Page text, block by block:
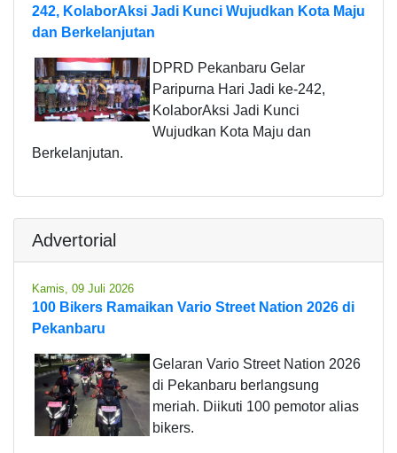
242, KolaborAksi Jadi Kunci Wujudkan Kota Maju
dan Berkelanjutan
DPRD Pekanbaru Gelar
Paripurna Hari Jadi ke-242,
KolaborAksi Jadi Kunci
Wujudkan Kota Maju dan
Berkelanjutan.
Advertorial
Kamis, 09 Juli 2026
100 Bikers Ramaikan Vario Street Nation 2026 di
Pekanbaru
Gelaran Vario Street Nation 2026
di Pekanbaru berlangsung
meriah. Diikuti 100 pemotor alias
bikers.